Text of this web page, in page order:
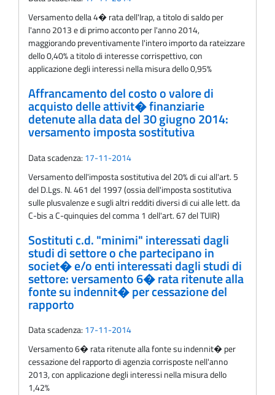
Versamento della 4� rata dell'Irap, a titolo di saldo per
l'anno 2013 e di primo acconto per l'anno 2014,
maggiorando preventivamente l'intero importo da rateizzare
dello 0,40% a titolo di interesse corrispettivo, con
applicazione degli interessi nella misura dello 0,95%
Affrancamento del costo o valore di
acquisto delle attivit� finanziarie
detenute alla data del 30 giugno 2014:
versamento imposta sostitutiva
Data scadenza: 17-11-2014
Versamento dell'imposta sostitutiva del 20% di cui all'art. 5
del D.Lgs. N. 461 del 1997 (ossia dell'imposta sostitutiva
sulle plusvalenze e sugli altri redditi diversi di cui alle lett. da
C-bis a C-quinquies del comma 1 dell'art. 67 del TUIR)
Sostituti c.d. "minimi" interessati dagli
studi di settore o che partecipano in
societ� e/o enti interessati dagli studi di
settore: versamento 6� rata ritenute alla
fonte su indennit� per cessazione del
rapporto
Data scadenza: 17-11-2014
Versamento 6� rata ritenute alla fonte su indennit� per
cessazione del rapporto di agenzia corrisposte nell'anno
2013, con applicazione degli interessi nella misura dello
1,42%